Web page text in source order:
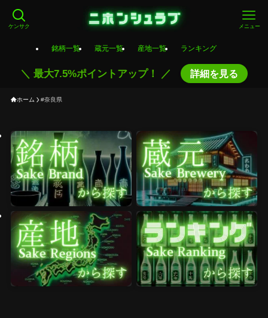
ケンサク メニュー
銘柄一覧 蔵元一覧 産地一覧 ランキング
＼ 最大7.5%ポイントアップ！ ／ 詳細を見る
ホーム #奈良県